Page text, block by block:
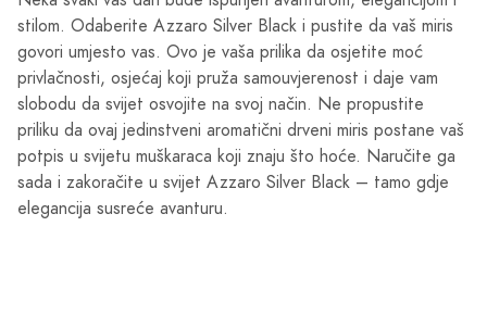
stilom. Odaberite Azzaro Silver Black i pustite da vaš miris
govori umjesto vas. Ovo je vaša prilika da osjetite moć
privlačnosti, osjećaj koji pruža samouvjerenost i daje vam
slobodu da svijet osvojite na svoj način. Ne propustite
priliku da ovaj jedinstveni aromatični drveni miris postane vaš
potpis u svijetu muškaraca koji znaju što hoće. Naručite ga
sada i zakoračite u svijet Azzaro Silver Black – tamo gdje
elegancija susreće avanturu.